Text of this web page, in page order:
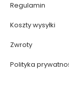
Regulamin
Koszty wysyłki
Zwroty
Polityka